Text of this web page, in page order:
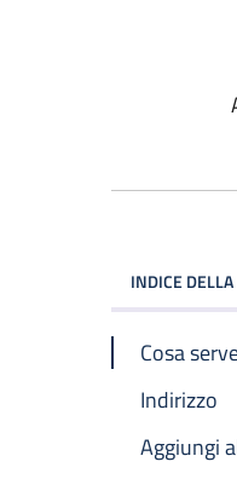
INDICE
Cosa
Indirizzo
Aggiungi